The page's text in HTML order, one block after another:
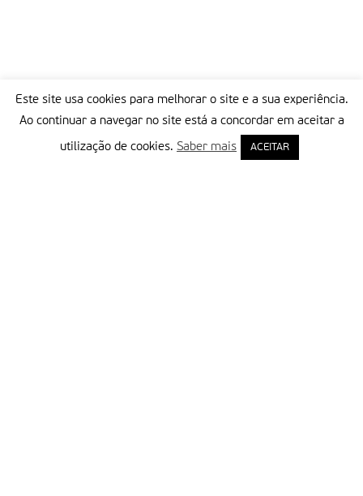
Este site usa cookies para melhorar o site e a sua experiência.
Ao continuar a navegar no site está a concordar em aceitar a
utilização de cookies. Saber mais ACEITAR